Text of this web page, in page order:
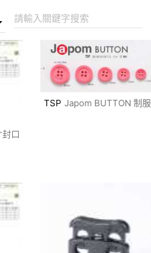
請輸入關鍵字搜索
口
TSP Japom BUTTON 制服